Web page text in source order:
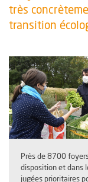
très
transition
Près de 8700
disposition et dans
jugées prioritaires